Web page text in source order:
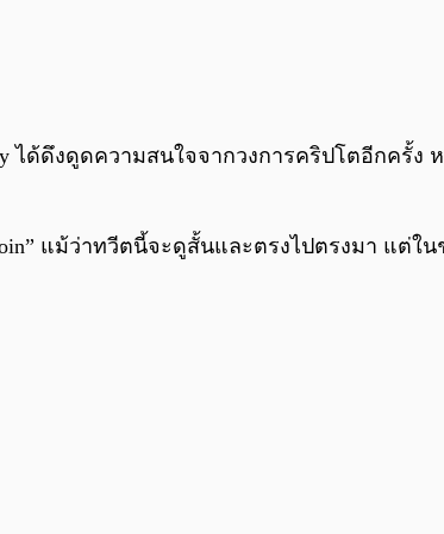
ได้ดึงดูดความสนใจจากวงการคริปโตอีกครั้ง
แม้ว่าทวีตนี้จะดูสั้นและตรงไปตรงมา แต่